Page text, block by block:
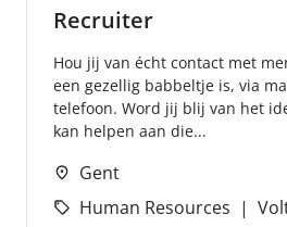
Recruiter
Hou jij van écht contact met
een gezellig babbeltje is, via
telefoon. Word jij blij van het
kan helpen aan die...
Gent
Human Resources